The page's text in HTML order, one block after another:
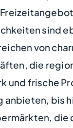
sind
von
die
und frische
anbieten, bis
die